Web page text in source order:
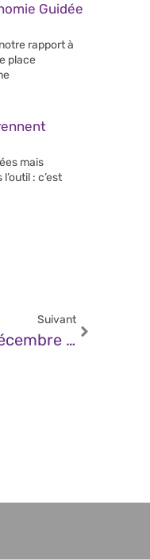
Guidée
rapport à
place
mais
: c’est
Suivant
CERT – Vulnérabilité Dans Les Produits Mozilla (12 Décembre 2024)